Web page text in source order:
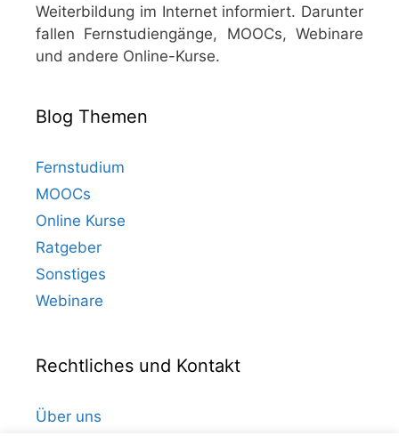
Weiterbildung im Internet informiert. Darunter
fallen Fernstudiengänge, MOOCs, Webinare
und andere Online-Kurse.
Blog Themen
Fernstudium
MOOCs
Online Kurse
Ratgeber
Sonstiges
Webinare
Rechtliches und Kontakt
Über uns